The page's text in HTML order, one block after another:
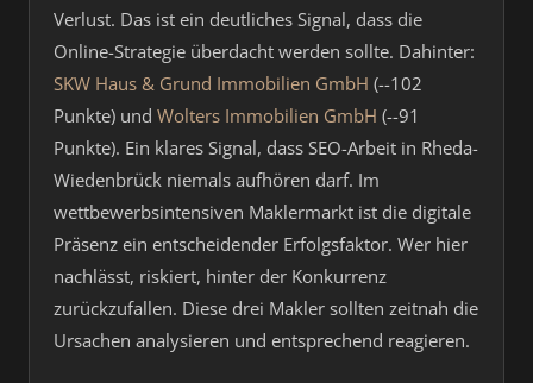
Verlust. Das ist ein deutliches Signal, dass die
Online-Strategie überdacht werden sollte. Dahinter:
SKW Haus & Grund Immobilien GmbH (--102
Punkte) und Wolters Immobilien GmbH (--91
Punkte). Ein klares Signal, dass SEO-Arbeit in Rheda-
Wiedenbrück niemals aufhören darf. Im
wettbewerbsintensiven Maklermarkt ist die digitale
Präsenz ein entscheidender Erfolgsfaktor. Wer hier
nachlässt, riskiert, hinter der Konkurrenz
zurückzufallen. Diese drei Makler sollten zeitnah die
Ursachen analysieren und entsprechend reagieren.